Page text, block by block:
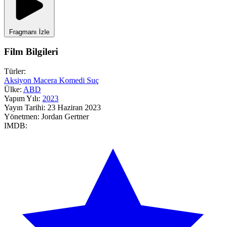
Fragmanı İzle
Film Bilgileri
Türler:
Aksiyon Macera Komedi Suç
Ülke: ABD
Yapım Yılı: 2023
Yayın Tarihi: 23 Haziran 2023
Yönetmen: Jordan Gertner
IMDB: